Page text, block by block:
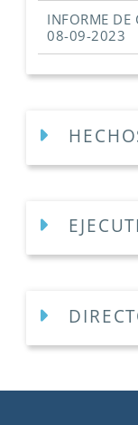
INFORME DE
08-09-2023